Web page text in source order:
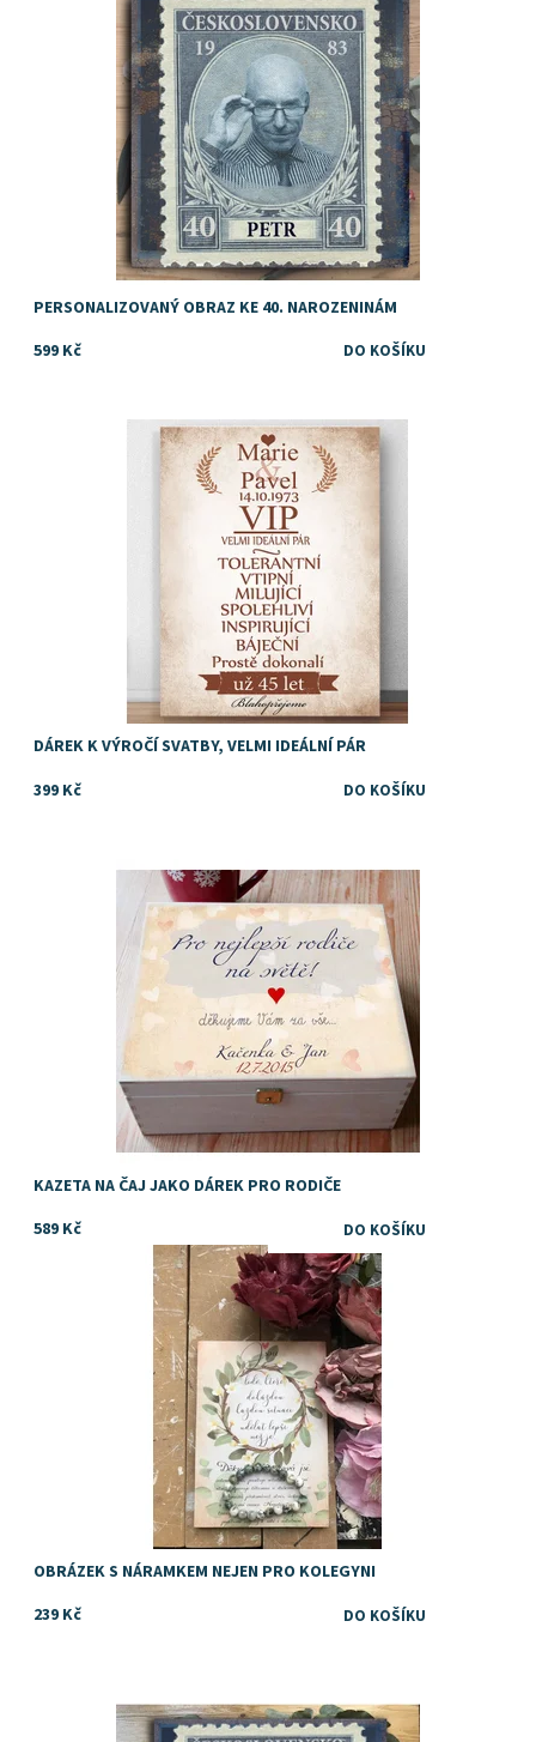
Skladem
PERSONALIZOVANÝ OBRAZ KE 40. NAROZENINÁM
599 Kč
Dárek k výročí svatby pro rodiče
Skladem
DÁREK K VÝROČÍ SVATBY, VELMI IDEÁLNÍ PÁR
399 Kč
Dostupnost: Skladem
KAZETA NA ČAJ JAKO DÁREK PRO RODIČE
589 Kč
Dárek pro kamarádku nebo kolegyni
Skladem
OBRÁZEK S NÁRAMKEM NEJEN PRO KOLEGYNI
239 Kč
Dostupnost:
Skladem